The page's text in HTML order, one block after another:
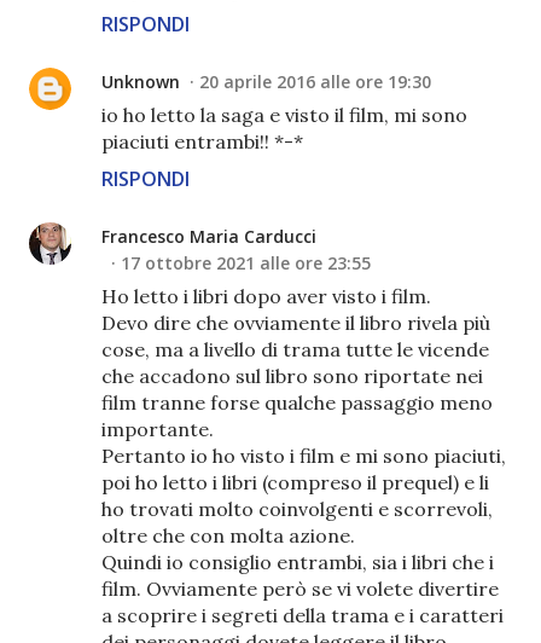
RISPONDI
Unknown 20 aprile 2016 alle ore 19:30
io ho letto la saga e visto il film, mi sono
piaciuti entrambi!! *-*
RISPONDI
Francesco Maria Carducci
17 ottobre 2021 alle ore 23:55
Ho letto i libri dopo aver visto i film.
Devo dire che ovviamente il libro rivela più
cose, ma a livello di trama tutte le vicende
che accadono sul libro sono riportate nei
film tranne forse qualche passaggio meno
importante.
Pertanto io ho visto i film e mi sono piaciuti,
poi ho letto i libri (compreso il prequel) e li
ho trovati molto coinvolgenti e scorrevoli,
oltre che con molta azione.
Quindi io consiglio entrambi, sia i libri che i
film. Ovviamente però se vi volete divertire
a scoprire i segreti della trama e i caratteri